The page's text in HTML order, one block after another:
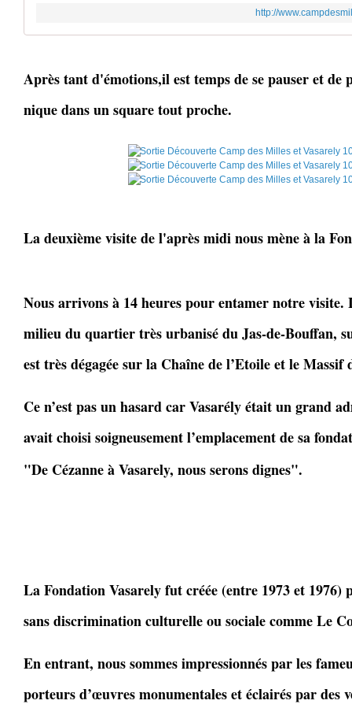
http://
Après tant d'émotions,il est temps de se pauser et de
nique dans un square tout proche.
La deuxième visite de l'après midi nous mène à la
Nous arrivons à 14 heures pour entamer notre visite.
milieu du quartier très urbanisé du Jas-de-Bouffan,
est très dégagée sur la Chaîne de l’Etoile et le
Ce n’est pas un hasard car Vasarély était un grand
avait choisi soigneusement l’emplacement de sa
"De Cézanne à Vasarely, nous serons dignes".
La Fondation Vasarely fut créée (entre 1973 et
sans discrimination culturelle ou sociale comme Le
En entrant, nous sommes impressionnés par les
porteurs d’œuvres monumentales et éclairés par des